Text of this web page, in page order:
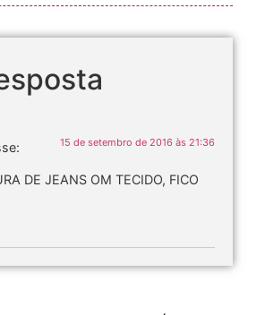
15 de setembro de 2016 às 21:36
DE JEANS OM TECIDO, FICO